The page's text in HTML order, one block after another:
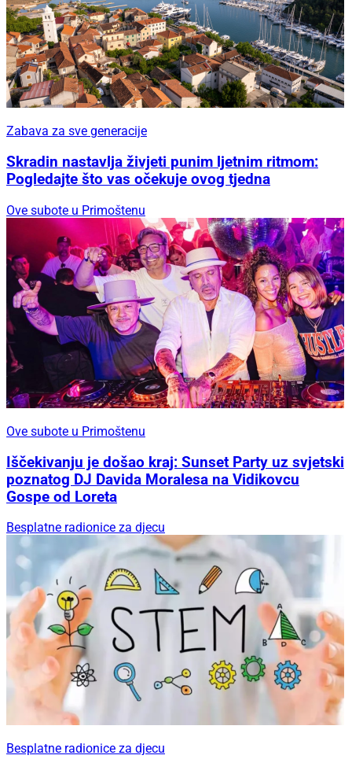
Zabava za sve generacije
Skradin nastavlja živjeti punim ljetnim ritmom:
Pogledajte što vas očekuje ovog tjedna
Ove subote u Primoštenu
Ove subote u Primoštenu
Iščekivanju je došao kraj: Sunset Party uz svjetski
poznatog DJ Davida Moralesa na Vidikovcu
Gospe od Loreta
Besplatne radionice za djecu
Besplatne radionice za djecu